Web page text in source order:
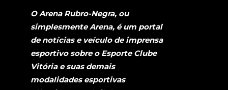
O Arena Rubro-Negra, ou
simplesmente Arena, é um portal
de notícias e veículo de imprensa
esportivo sobre o Esporte Clube
Vitória e suas demais
modalidades esportivas